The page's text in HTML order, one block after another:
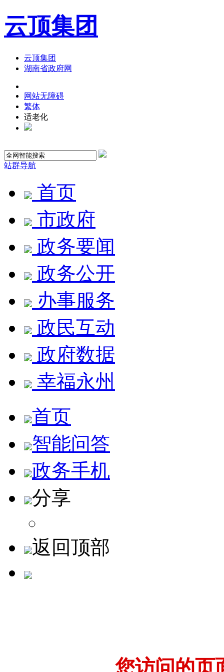
云顶集团
云顶集团
湖南省政府网
网站无障碍
繁体
适老化
站群导航
首页
市政府
政务要闻
政务公开
办事服务
政民互动
政府数据
幸福永州
首页
智能问答
政务手机
分享
返回顶部
您访问的页